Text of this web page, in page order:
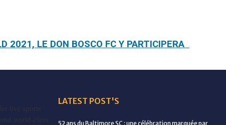
2021, LE DON BOSCO FC Y PARTICIPERA
LATEST POST'S
52 ans du Baltimore SC : une célébration marquée par